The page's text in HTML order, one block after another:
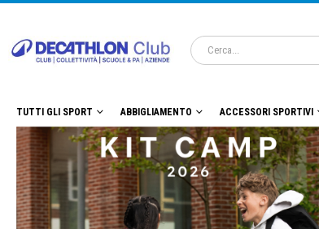
TUTTI GLI SPORT ABBIGLIAMENTO ACCESSORI SPORTIVI